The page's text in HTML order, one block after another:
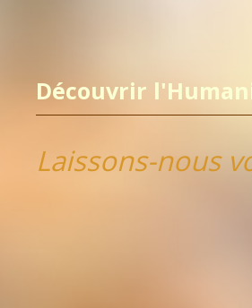
Découvrir
Laissons-nous